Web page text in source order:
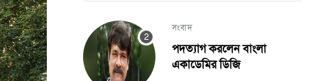
সংবাদ
পদত্যাগ করলেন বাংলা
একাডেমির ডিজি